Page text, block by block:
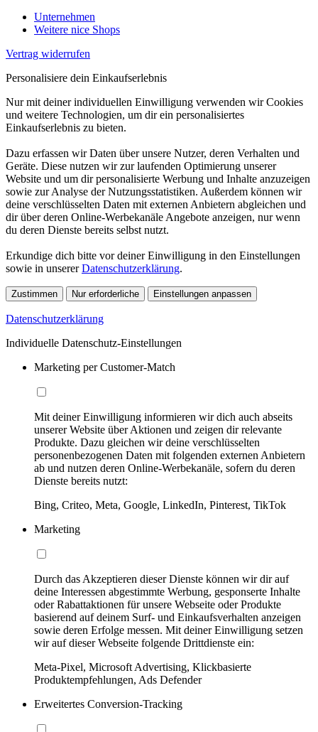
Unternehmen
Weitere nice Shops
Vertrag widerrufen
Personalisiere dein Einkaufserlebnis
Nur mit deiner individuellen Einwilligung verwenden wir Cookies
und weitere Technologien, um dir ein personalisiertes
Einkaufserlebnis zu bieten.
Dazu erfassen wir Daten über unsere Nutzer, deren Verhalten und
Geräte. Diese nutzen wir zur laufenden Optimierung unserer
Website und um dir personalisierte Werbung und Inhalte anzuzeigen
sowie zur Analyse der Nutzungsstatistiken. Außerdem können wir
deine verschlüsselten Daten mit externen Anbietern abgleichen und
dir über deren Online-Werbekanäle Angebote anzeigen, nur wenn
du deren Dienste bereits selbst nutzt.
Erkundige dich bitte vor deiner Einwilligung in den Einstellungen
sowie in unsererDatenschutzerklärung.
Zustimmen Nur erforderliche Einstellungen anpassen
Datenschutzerklärung
Individuelle Datenschutz-Einstellungen
Marketing per Customer-Match
Mit deiner Einwilligung informieren wir dich auch abseits
unserer Website über Aktionen und zeigen dir relevante
Produkte. Dazu gleichen wir deine verschlüsselten
personenbezogenen Daten mit folgenden externen Anbietern
ab und nutzen deren Online-Werbekanäle, sofern du deren
Dienste bereits nutzt:
Bing, Criteo, Meta, Google, LinkedIn, Pinterest, TikTok
Marketing
Durch das Akzeptieren dieser Dienste können wir dir auf
deine Interessen abgestimmte Werbung, gesponserte Inhalte
oder Rabattaktionen für unsere Webseite oder Produkte
basierend auf deinem Surf- und Einkaufsverhalten anzeigen
sowie deren Erfolge messen. Mit deiner Einwilligung setzen
wir auf dieser Webseite folgende Drittdienste ein:
Meta-Pixel, Microsoft Advertising, Klickbasierte
Produktempfehlungen, Ads Defender
Erweitertes Conversion-Tracking